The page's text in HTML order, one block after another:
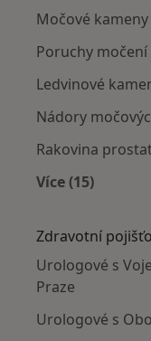
Močové kameny
Poruchy močení
Ledvinové
Nádory
Rakovina
Více (15)
Zdravotní
Urologové s
Praze
Urologové s